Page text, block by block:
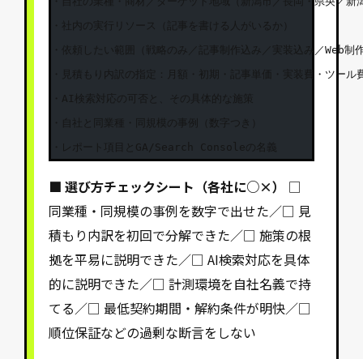
・社内の実行リソース（記事を書ける人がいるか）
・依頼したい範囲（戦略のみ／記事制作込み／実装込み／Web制
・見積もり内訳の指定：月額・初期・記事単価・実装費・ツー
・AI検索対応の可否と、その具体的な施策
・自社と同業種・同規模の事例（数字つき）
・レポート項目とGA/Search Consoleの名義
■ 選び方チェックシート（各社に○×）
□
同業種・同規模の事例を数字で出せた／□ 見
積もり内訳を初回で分解できた／□ 施策の根
拠を平易に説明できた／□ AI検索対応を具体
的に説明できた／□ 計測環境を自社名義で持
てる／□ 最低契約期間・解約条件が明快／□
順位保証などの過剰な断言をしない